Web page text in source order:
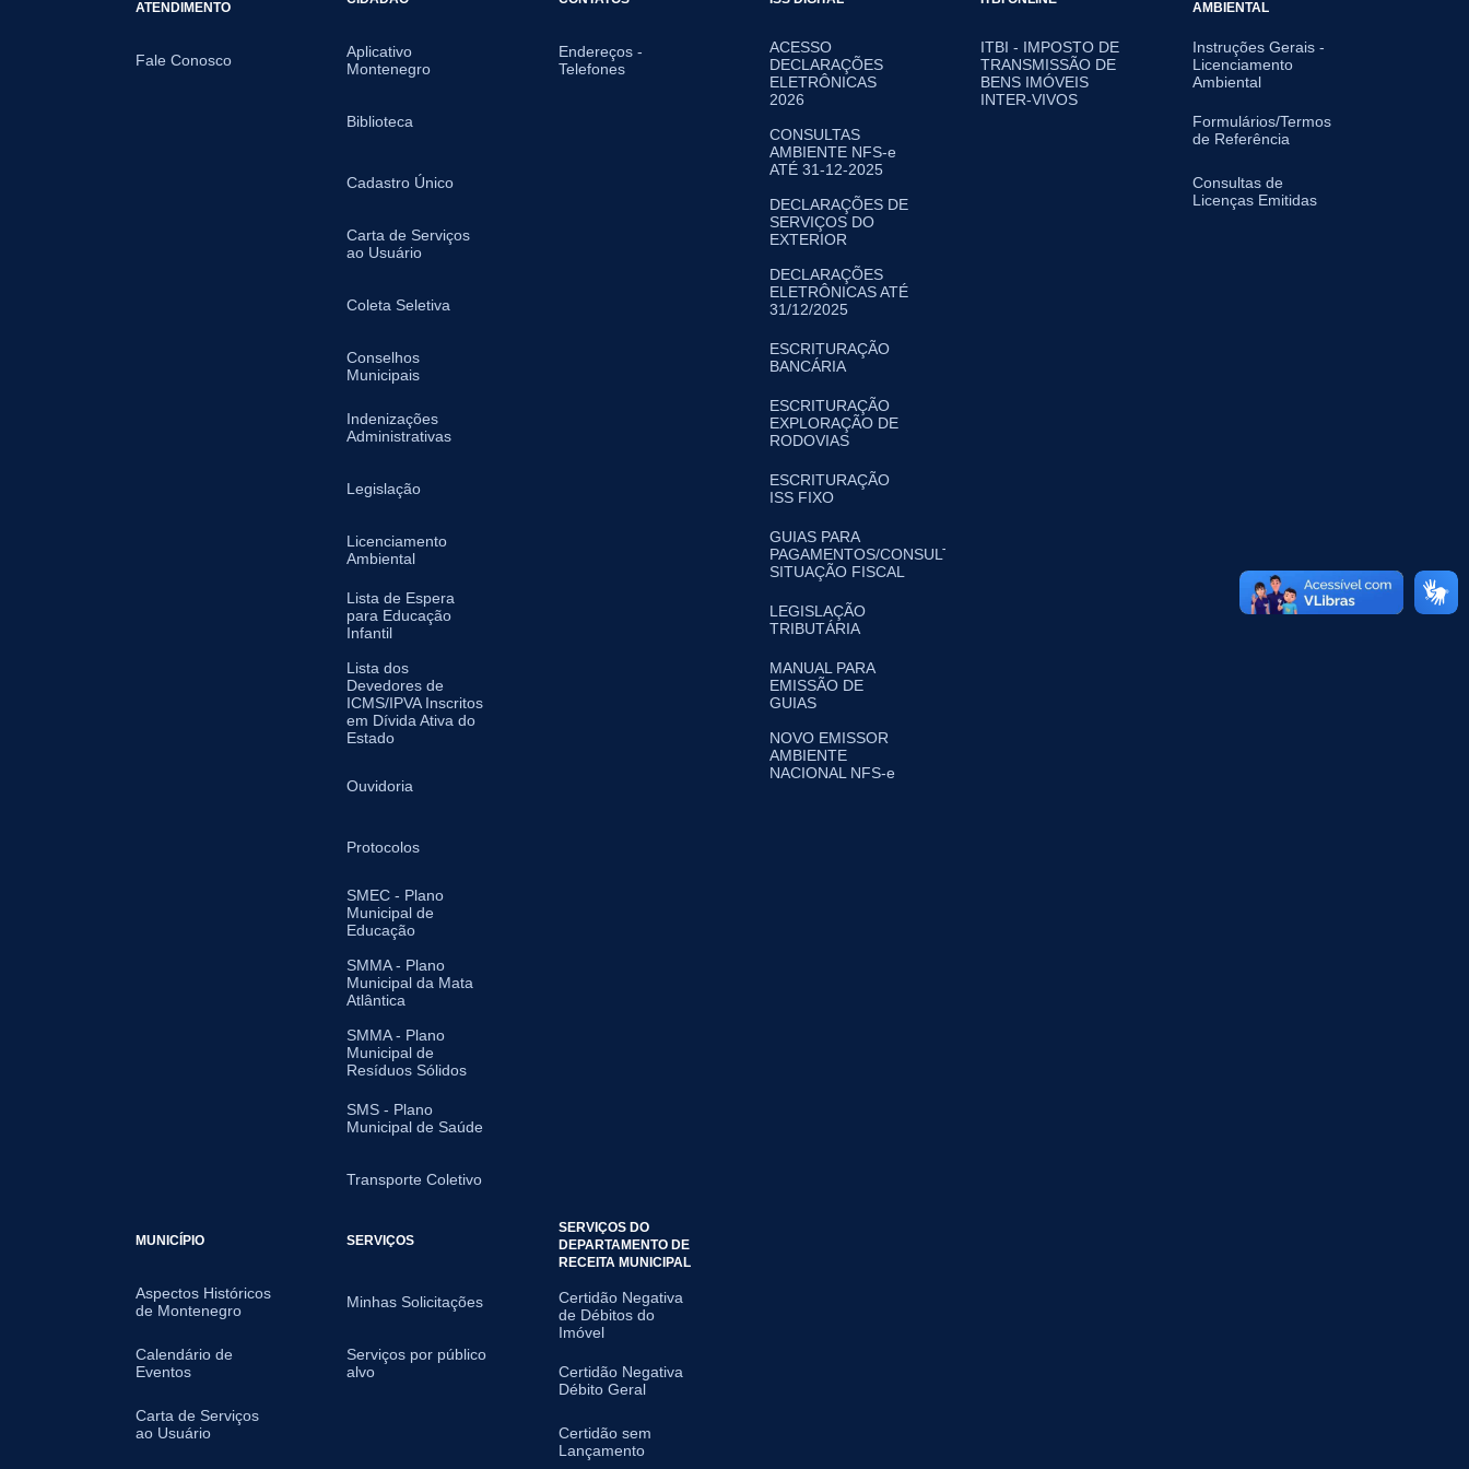
ATENDIMENTO
Fale Conosco
Aplicativo
Montenegro
Biblioteca
Cadastro Único
Carta de Serviços
ao Usuário
Coleta Seletiva
Conselhos
Municipais
Indenizações
Administrativas
Legislação
Licenciamento
Ambiental
Lista de Espera
para Educação
Infantil
Lista dos
Devedores de
ICMS/IPVA Inscritos
em Dívida Ativa do
Estado
Ouvidoria
Protocolos
SMEC - Plano
Municipal de
Educação
SMMA - Plano
Municipal da Mata
Atlântica
SMMA - Plano
Municipal de
Resíduos Sólidos
SMS - Plano
Municipal de Saúde
Transporte Coletivo
Endereços -
Telefones
ACESSO
DECLARAÇÕES
ELETRÔNICAS
2026
CONSULTAS
AMBIENTE NFS-e
ATÉ 31-12-2025
DECLARAÇÕES DE
SERVIÇOS DO
EXTERIOR
DECLARAÇÕES
ELETRÔNICAS ATÉ
31/12/2025
ESCRITURAÇÃO
BANCÁRIA
ESCRITURAÇÃO
EXPLORAÇÃO DE
RODOVIAS
ESCRITURAÇÃO
ISS FIXO
GUIAS PARA
PAGAMENTOS/CONSULTA
SITUAÇÃO FISCAL
LEGISLAÇÃO
TRIBUTÁRIA
MANUAL PARA
EMISSÃO DE
GUIAS
NOVO EMISSOR
AMBIENTE
NACIONAL NFS-e
ITBI - IMPOSTO DE
TRANSMISSÃO DE
BENS IMÓVEIS
INTER-VIVOS
AMBIENTAL
Instruções Gerais -
Licenciamento
Ambiental
Formulários/Termos
de Referência
Consultas de
Licenças Emitidas
MUNICÍPIO
Aspectos Históricos
de Montenegro
Calendário de
Eventos
Carta de Serviços
ao Usuário
SERVIÇOS
Minhas Solicitações
Serviços por público
alvo
SERVIÇOS DO
DEPARTAMENTO DE
RECEITA MUNICIPAL
Certidão Negativa
de Débitos do
Imóvel
Certidão Negativa
Débito Geral
Certidão sem
Lançamento